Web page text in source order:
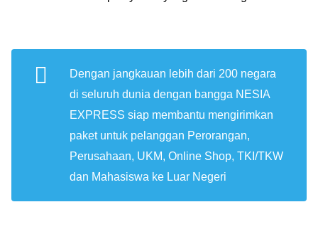
Dengan jangkauan lebih dari 200 negara
di seluruh dunia dengan bangga NESIA
EXPRESS siap membantu mengirimkan
paket untuk pelanggan Perorangan,
Perusahaan, UKM, Online Shop, TKI/TKW
dan Mahasiswa ke Luar Negeri